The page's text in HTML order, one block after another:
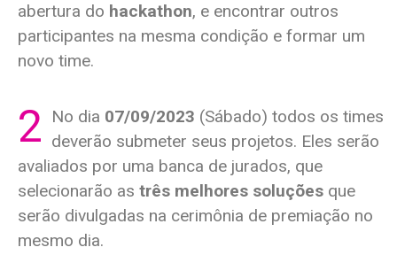
abertura do hackathon, e encontrar outros
participantes na mesma condição e formar um
novo time.
2 No dia 07/09/2023 (Sábado) todos os times
deverão submeter seus projetos. Eles serão
avaliados por uma banca de jurados, que
selecionarão as três melhores soluções que
serão divulgadas na cerimônia de premiação no
mesmo dia.